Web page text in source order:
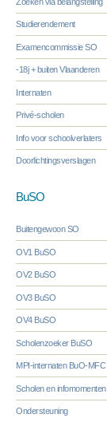
Studierendement
Examencommissie SO
-18j + buiten Vlaanderen
Internaten
Privé-scholen
Info voor schoolverlaters
Doorlichtingsverslagen
BuSO
Buitengewoon SO
OV1 BuSO
OV2 BuSO
OV3 BuSO
OV4 BuSO
Scholenzoeker BuSO
MPI-internaten BuO-MFC
Scholen en infomomenten
Ondersteuning